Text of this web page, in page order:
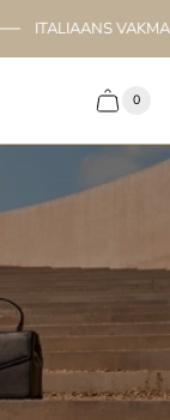
ITALIAANS
Cart
"
0